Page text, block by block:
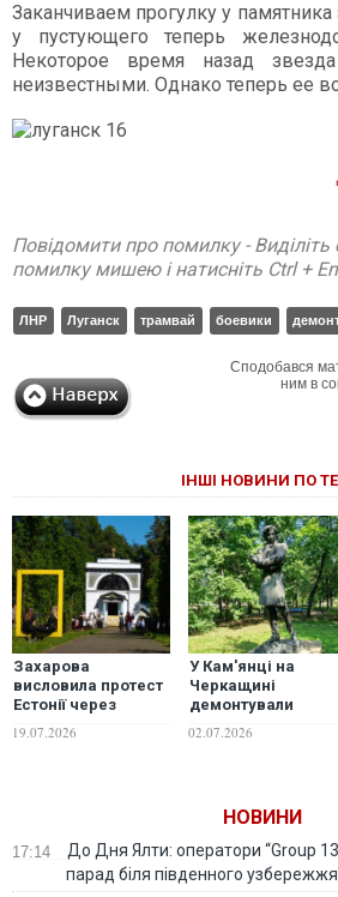
Заканчиваем прогулку у памятника
у пустующего теперь
Некоторое время назад
неизвестными. Однако теперь ее
Повідомити про помилку -
помилку мишею і натисніть Ctrl +
ЛНР Луганск трамвай боевики
Сподобався
ним в
ІНШІ НОВИНИ ПО
Захарова
висловила протест
Естонії через
радянської
19.07.2026
У Кам'янці на
Черкащині
демонтували
02.07.2026
НОВИНИ
17:14
До Дня Ялти: оператори “Group
парад біля південного